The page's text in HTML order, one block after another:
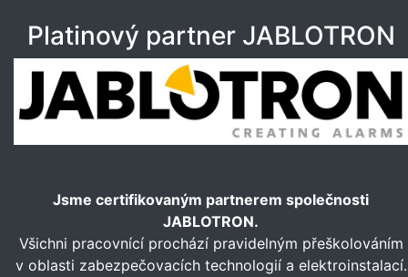
Platinový partner JABLOTRON
Jsme certifikovaným partnerem společnosti
JABLOTRON.
Všichni pracovnící prochází pravidelným přeškolováním
v oblasti zabezpečovacích technologií a elektroinstalací.